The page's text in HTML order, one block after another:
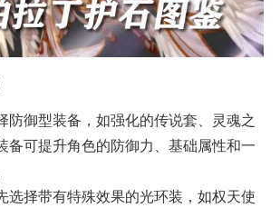
防御型装备，如强化的传说套、灵魂之
备可提升角色的防御力、基础属性和一
选择带有特殊效果的光环装，如权天使